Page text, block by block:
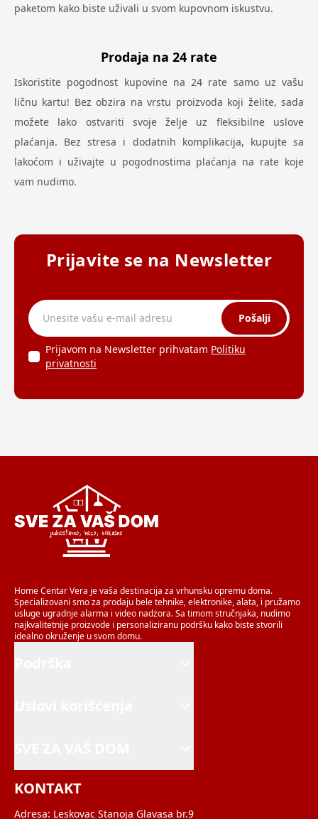
paketom kako biste uživali u svom kupovnom iskustvu.
Prodaja na 24 rate
Iskoristite pogodnost kupovine na 24 rate samo uz vašu
ličnu kartu! Bez obzira na vrstu proizvoda koji želite, sada
možete lako ostvariti svoje želje uz fleksibilne uslove
plaćanja. Bez stresa i dodatnih komplikacija, kupujte sa
lakoćom i uživajte u pogodnostima plaćanja na rate koje
vam nudimo.
Prijavite se na Newsletter
Pošalji
Prijavom na Newsletter prihvatam Politiku
privatnosti
Home Centar Vera je vaša destinacija za vrhunsku opremu doma.
Specializovani smo za prodaju bele tehnike, elektronike, alata, i pružamo
usluge ugradnje alarma i video nadzora. Sa timom stručnjaka, nudimo
najkvalitetnije proizvode i personaliziranu podršku kako biste stvorili
idealno okruženje u svom domu.
KONTAKT
Adresa: Leskovac Stanoja Glavasa br.9